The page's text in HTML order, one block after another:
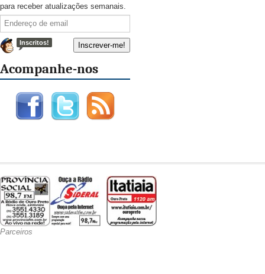
para receber atualizações semanais.
Inscritos!
Acompanhe-nos
Parceiros